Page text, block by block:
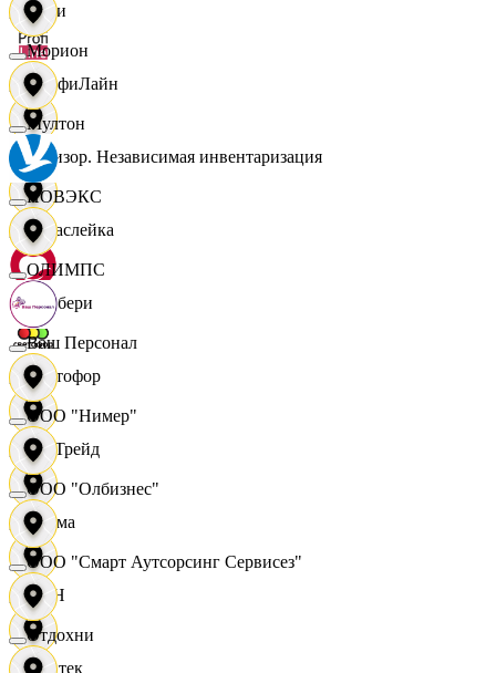
Пери
ПрофиЛайн
Ревизор. Независимая инвентаризация
Саваслейка
Самбери
Светофор
СетТрейд
Сигма
СИН
Синтек
Морион
Мултон
НОВЭКС
ОЛИМПС
Ваш Персонал
ООО "Нимер"
ООО "Олбизнес"
ООО "Смарт Аутсорсинг Сервисез"
Отдохни